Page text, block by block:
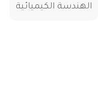
الهندسة الكيميائية